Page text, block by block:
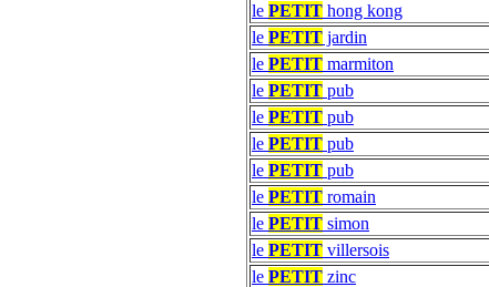
le PETIT hong kong
le PETIT jardin
le PETIT marmiton
le PETIT pub
le PETIT pub
le PETIT pub
le PETIT pub
le PETIT romain
le PETIT simon
le PETIT villersois
le PETIT zinc